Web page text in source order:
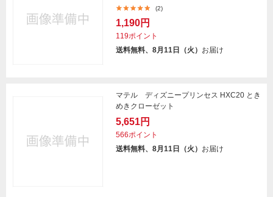
(2)
1,190円
119ポイント
送料無料、8月11日（火） お届け
マテル ディズニープリンセス HXC20 とき
めきクローゼット
5,651円
566ポイント
送料無料、8月11日（火） お届け